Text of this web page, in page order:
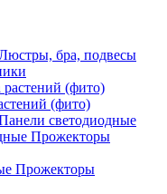
бра, подвесы
(фито)
светодиодные
Прожекторы
Прожекторы